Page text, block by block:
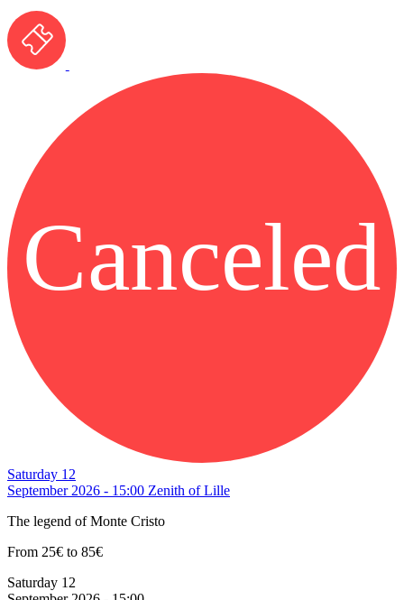
Canceled
Saturday 12
September 2026 - 15:00 Zenith of Lille
The legend of Monte Cristo
From 25€ to 85€
Saturday 12